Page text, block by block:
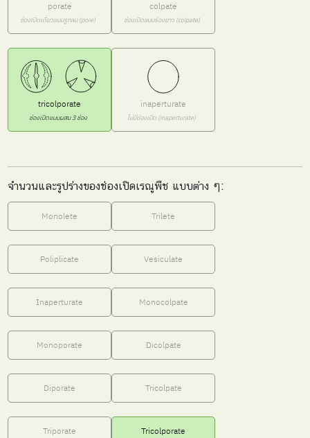
porate
ช่องเปิดเดี่ยวแบบรูกลม (pore)
colpate
ช่องเปิดแบบร่องยาว (colpate)
tricolporate
ช่องเปิดแบบผสม 3 ช่อง
inaperturate
ไม่มีช่องเปิด (inaperturate)
จำนวนและรูปร่างของช่องเปิดเรณูพืช แบบต่าง ๆ:
Monolete Trilete
Poliplicate Vesiculate
Inaperturate Monocolpate
Monoporate Dicolpate
Diporate Tricolpate
Triporate Tricolporate